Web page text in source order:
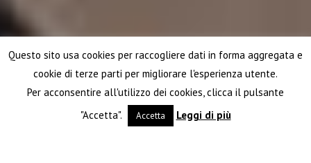
Questo sito usa cookies per raccogliere dati in forma aggregata e
cookie di terze parti per migliorare l'esperienza utente.
Per acconsentire all'utilizzo dei cookies, clicca il pulsante
"Accetta".
Accetta Leggi di più